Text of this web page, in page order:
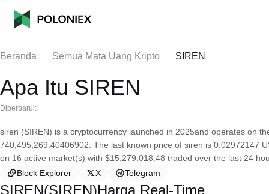
Beranda Semua Mata Uang Kripto SIREN
Apa Itu SIREN
Diperbarui:
siren (SIREN) is a cryptocurrency launched in 2025and operates on
740,495,269.40406902. The last known price of siren is 0.02972147
on 16 active market(s) with $15,279,018.48 traded over the last 24
Block Explorer
X Telegram
SIREN(SIREN)Harga Real-Time